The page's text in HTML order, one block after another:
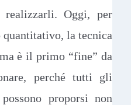
Oggi, per
la tecnica
è il primo “fine” da
perché tutti gli
proporsi non